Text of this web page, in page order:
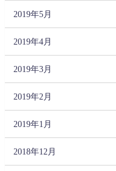
2019年5月
2019年4月
2019年3月
2019年2月
2019年1月
2018年12月